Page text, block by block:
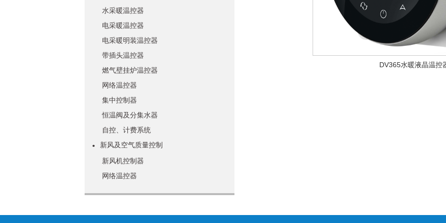
水采暖温控器
电采暖温控器
电采暖明装温控器
带插头温控器
燃气壁挂炉温控器
网络温控器
集中控制器
恒温阀及分集水器
自控、计费系统
●
新风及空气质量控制
新风机控制器
网络温控器
DV365水暖液晶温控